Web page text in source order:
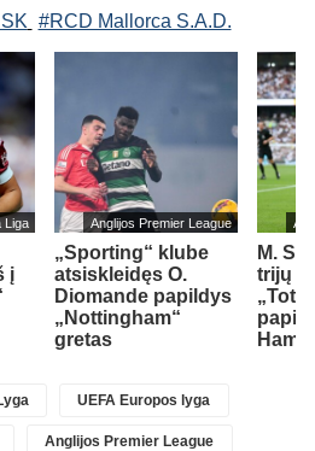
#RCD Mallorca S.A.D.
Liga
į
Anglijos Premier League
„Sporting“ klube
atsiskleidęs O.
Diomande papildys
„Nottingham“
gretas
M.
trijų
UEFA Europos lyga
Anglijos Premier League